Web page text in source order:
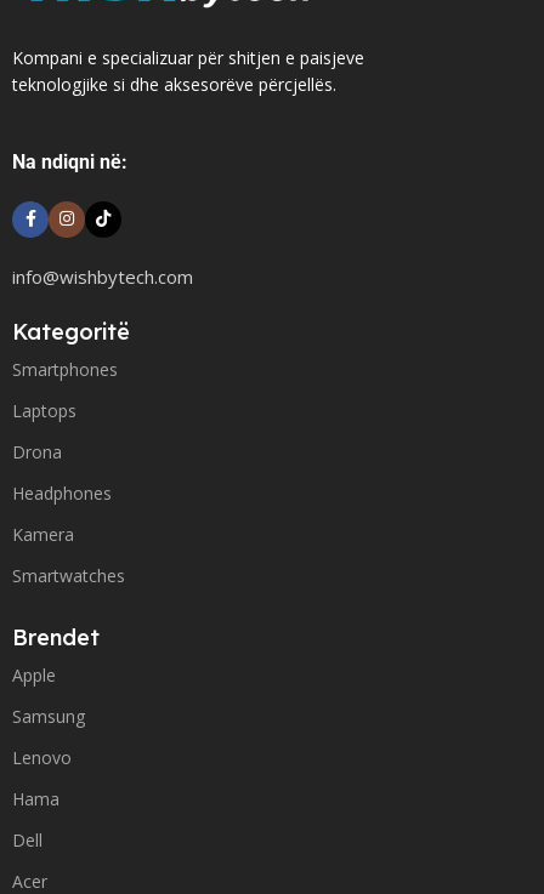
Kompani e specializuar për shitjen e paisjeve
teknologjike si dhe aksesorëve përcjellës.
Na ndiqni në:
info@wishbytech.com
Kategoritë
Smartphones
Laptops
Drona
Headphones
Kamera
Smartwatches
Brendet
Apple
Samsung
Lenovo
Hama
Dell
Acer